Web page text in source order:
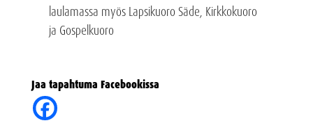
laulamassa myös Lapsikuoro Säde, Kirkkokuoro
ja Gospelkuoro
Jaa tapahtuma Facebookissa